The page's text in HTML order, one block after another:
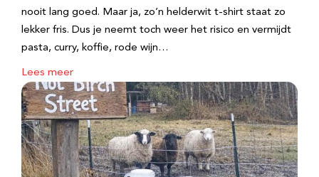
nooit lang goed. Maar ja, zo’n helderwit t-shirt staat zo
lekker fris. Dus je neemt toch weer het risico en vermijdt
pasta, curry, koffie, rode wijn…
Lees meer